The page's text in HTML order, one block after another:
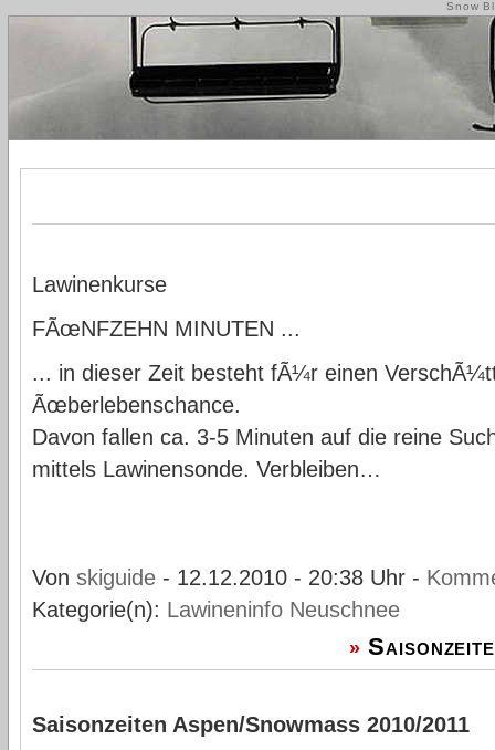
Snow
Lawinenkurse
FÃœNFZEHN MINUTEN ...
... in dieser Zeit besteht fÃ¼r einen
Ãœberlebenschance.
Davon fallen ca. 3-5 Minuten auf die reine
mittels Lawinensonde. Verbleiben…
Von skiguide- 12.12.2010 - 20:38 Uhr -
Kategorie(n): Lawineninfo Neuschnee
»
Saisonzeiten Aspen/Snowmass 2010/2011